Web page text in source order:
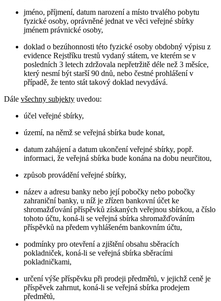
jméno, příjmení, datum narození a místo trvalého pobytu
fyzické osoby, oprávněné jednat ve věci veřejné sbírky
jménem právnické osoby,
doklad o bezúhonnosti této fyzické osoby obdobný výpisu z
evidence Rejstříku trestů vydaný státem, ve kterém se v
posledních 3 letech zdržovala nepřetržitě déle než 3 měsíce,
který nesmí být starší 90 dnů, nebo čestné prohlášení v
případě, že tento stát takový doklad nevydává.
Dále všechny subjekty uvedou:
účel veřejné sbírky,
území, na němž se veřejná sbírka bude konat,
datum zahájení a datum ukončení veřejné sbírky, popř.
informaci, že veřejná sbírka bude konána na dobu neurčitou,
způsob provádění veřejné sbírky,
název a adresu banky nebo její pobočky nebo pobočky
zahraniční banky, u níž je zřízen bankovní účet ke
shromažďování příspěvků získaných veřejnou sbírkou, a číslo
tohoto účtu, koná-li se veřejná sbírka shromažďováním
příspěvků na předem vyhlášeném bankovním účtu,
podmínky pro otevření a zjištění obsahu sběracích
pokladniček, koná-li se veřejná sbírka sběracími
pokladničkami,
určení výše příspěvku při prodeji předmětů, v jejichž ceně je
příspěvek zahrnut, koná-li se veřejná sbírka prodejem
předmětů,